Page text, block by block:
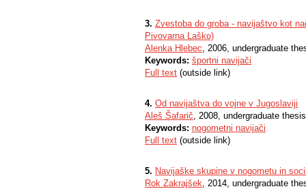
3. Zvestoba do groba - navijaštvo kot
Pivovarna Laško)
Alenka Hlebec, 2006, undergraduate
Keywords: športni navijači
Full text (outside link)
4. Od navijaštva do vojne v Jugoslaviji
Aleš Šafarič, 2008, undergraduate thesis
Keywords: nogometni navijači
Full text (outside link)
5. Navijaške skupine v nogometu in
Rok Zakrajšek, 2014, undergraduate